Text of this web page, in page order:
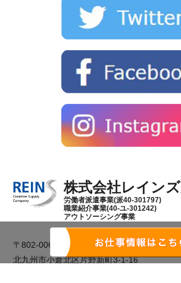
株式会社レイン
労働者派遣事業(派40-301797)
職業紹介事業(40-ユ-301242)
アウトソーシング事業
〒802-0062
北九州市小倉北区片野新町3-1-16